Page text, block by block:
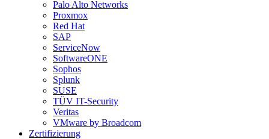
Palo Alto Networks
Proxmox
Red Hat
SAP
ServiceNow
SoftwareONE
Sophos
Splunk
SUSE
TÜV IT-Security
Veritas
VMware by Broadcom
Zertifizierung